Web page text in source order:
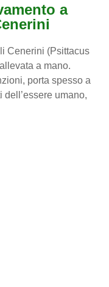
a
Cenerini (Psittacus
a mano.
porta spesso a
umano,